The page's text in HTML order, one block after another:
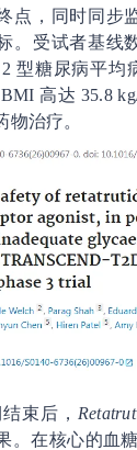
点，同时同步
。受试者基线
型糖尿病平均
高达 35.8
物治疗。
束后，
。在核心的血